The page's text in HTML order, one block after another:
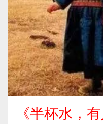
《半杯水，